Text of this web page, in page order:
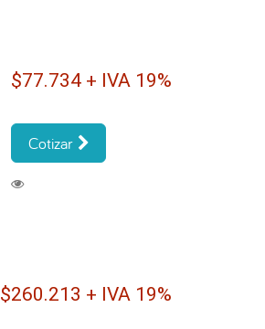
$77.734 + IVA 19%
Cotizar
$260.213 + IVA 19%